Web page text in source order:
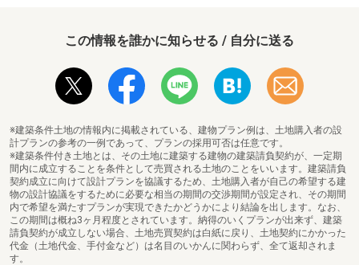
この情報を誰かに知らせる / 自分に送る
※建築条件土地の情報内に掲載されている、建物プラン例は、土地購入者の設
計プランの参考の一例であって、プランの採用可否は任意です。
※建築条件付き土地とは、その土地に建築する建物の建築請負契約が、一定期
間内に成立することを条件として売買される土地のことをいいます。建築請負
契約成立に向けて設計プランを協議するため、土地購入者が自己の希望する建
物の設計協議をするために必要な相当の期間の交渉期間が設定され、その期間
内で希望を満たすプランが実現できたかどうかにより結論を出します。なお、
この期間は概ね3ヶ月程度とされています。納得のいくプランが出来ず、建築
請負契約が成立しない場合、土地売買契約は白紙に戻り、土地契約にかかった
代金（土地代金、手付金など）は名目のいかんに関わらず、全て返却されま
す。